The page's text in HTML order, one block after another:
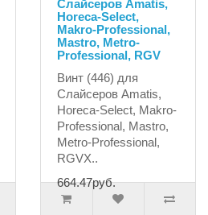
Слайсеров Amatis,
Horeca-Select,
Makro-Professional,
Mastro, Metro-
Professional, RGV
Винт (446) для
Слайсеров Amatis,
Horeca-Select, Makro-
Professional, Mastro,
Metro-Professional,
RGVХ..
664.47руб.